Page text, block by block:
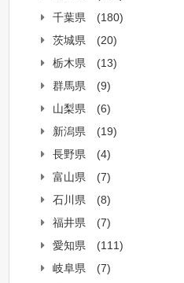
千葉県
(180)
茨城県
(20)
栃木県
(13)
群馬県
(9)
山梨県
(6)
新潟県
(19)
長野県
(4)
富山県
(7)
石川県
(8)
福井県
(7)
愛知県
(111)
岐阜県
(7)